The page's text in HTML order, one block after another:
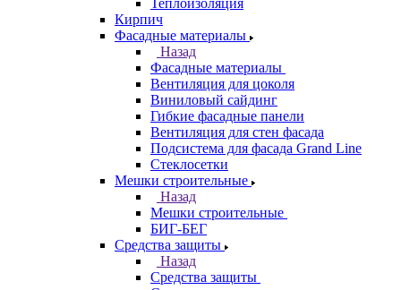
Теплоизоляция
Кирпич
Фасадные материалы
Назад
Фасадные материалы
Вентиляция для цоколя
Виниловый сайдинг
Гибкие фасадные панели
Вентиляция для стен фасада
Подсистема для фасада Grand Line
Стеклосетки
Мешки строительные
Назад
Мешки строительные
БИГ-БЕГ
Средства защиты
Назад
Средства защиты